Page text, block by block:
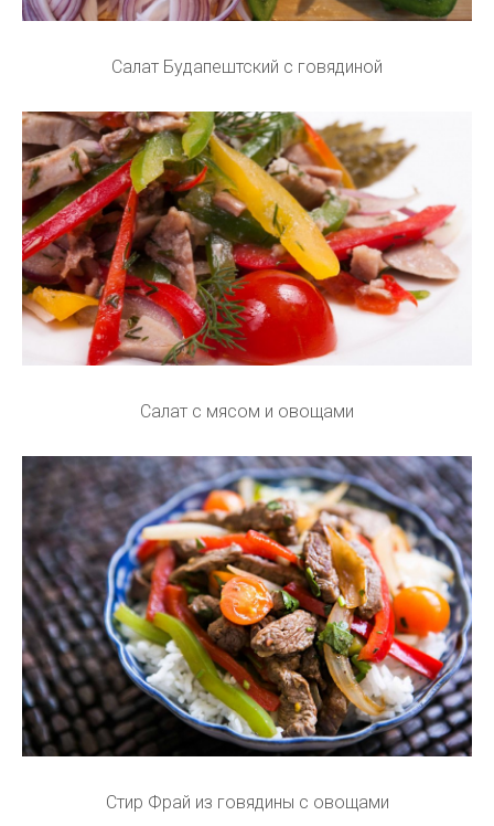
Салат Будапештский с говядиной
Салат с мясом и овощами
Стир Фрай из говядины с овощами